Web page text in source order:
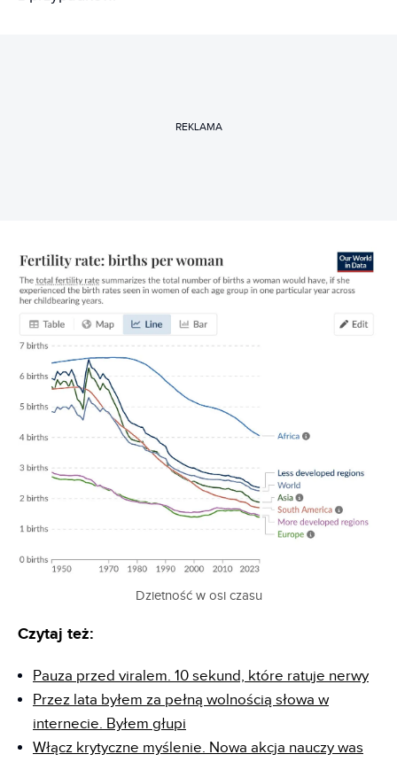
REKLAMA
Dzietność w osi czasu
Czytaj też:
Pauza przed viralem. 10 sekund, które ratuje nerwy
Przez lata byłem za pełną wolnością słowa w
internecie. Byłem głupi
Włącz krytyczne myślenie. Nowa akcja nauczy was